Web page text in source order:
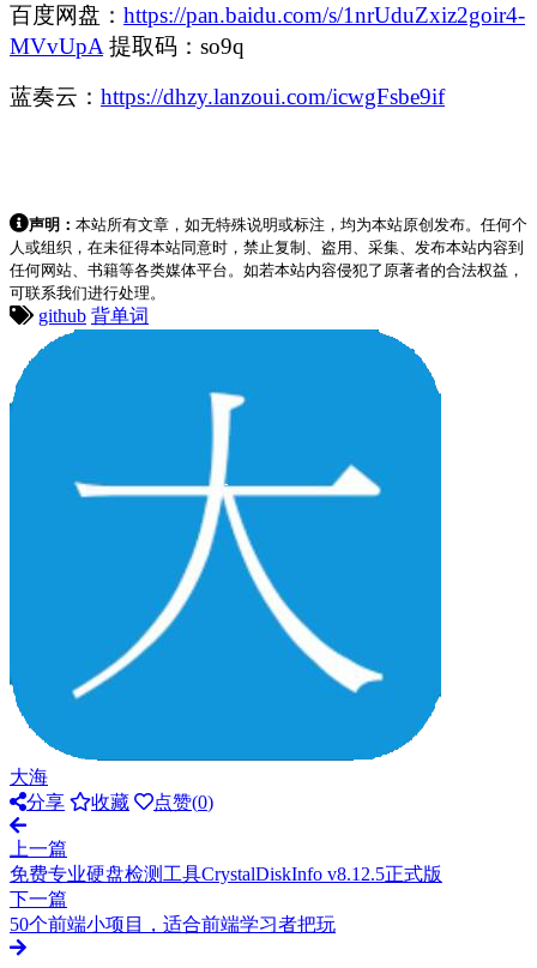
百度网盘： https://pan.baidu.com/s/1nrUduZxiz2goir4-
MVvUpA 提取码：so9q
蓝奏云： https://dhzy.lanzoui.com/icwgFsbe9if
声明： 本站所有文章，如无特殊说明或标注，均为本站原创发布。任何个
人或组织，在未征得本站同意时，禁止复制、盗用、采集、发布本站内容到
任何网站、书籍等各类媒体平台。如若本站内容侵犯了原著者的合法权益，
可联系我们进行处理。
github 背单词
大海
分享
收藏 点赞(0)
上一篇
免费专业硬盘检测工具CrystalDiskInfo v8.12.5正式版
下一篇
50个前端小项目，适合前端学习者把玩